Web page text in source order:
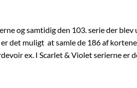
og samtidig den 103. serie der blev
det muligt at samle de 186 af
ex. I Scarlet & Violet serierne er